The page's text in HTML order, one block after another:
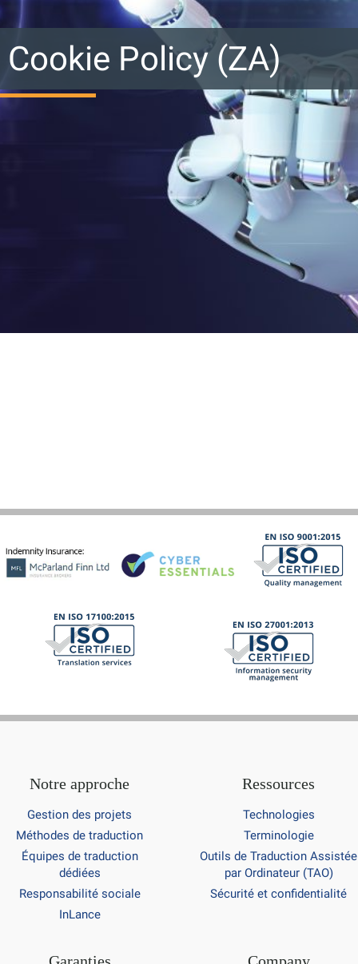
Cookie Policy (ZA)
Notre approche
Gestion des projets
Méthodes de traduction
Équipes de traduction
dédiées
Responsabilité sociale
InLance
Ressources
Technologies
Terminologie
Outils de Traduction Assistée
par Ordinateur (TAO)
Sécurité et confidentialité
Garanties Company